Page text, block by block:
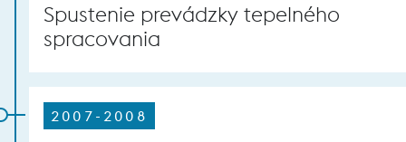
Spustenie prevádzky tepelného
spracovania
2007-2008